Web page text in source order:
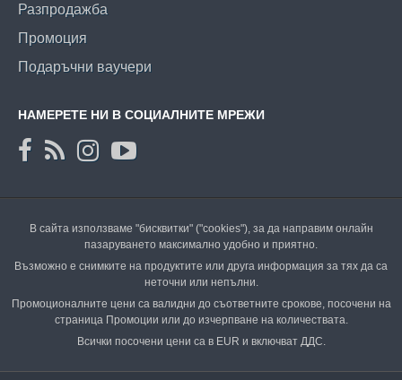
Разпродажба
Промоция
Подаръчни ваучери
НАМЕРЕТЕ НИ В СОЦИАЛНИТЕ МРЕЖИ
В сайта използваме "бисквитки" ("cookies"), за да направим онлайн
пазаруването максимално удобно и приятно.
Възможно е снимките на продуктите или друга информация за тях да са
неточни или непълни.
Промоционалните цени са валидни до съответните срокове, посочени на
страница Промоции или до изчерпване на количествата.
Всички посочени цени са в EUR и включват ДДС.